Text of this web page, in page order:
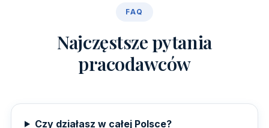
FAQ
Najczęstsze pytania
pracodawców
Czy działasz w całej Polsce?